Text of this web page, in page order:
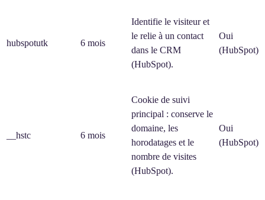
hubspotutk 6 mois
Identifie le visiteur et
le relie à un contact
dans le CRM
(HubSpot).
Oui
(HubSpot)
__hstc 6 mois
Cookie de suivi
principal : conserve le
domaine, les
horodatages et le
nombre de visites
(HubSpot).
Oui
(HubSpot)